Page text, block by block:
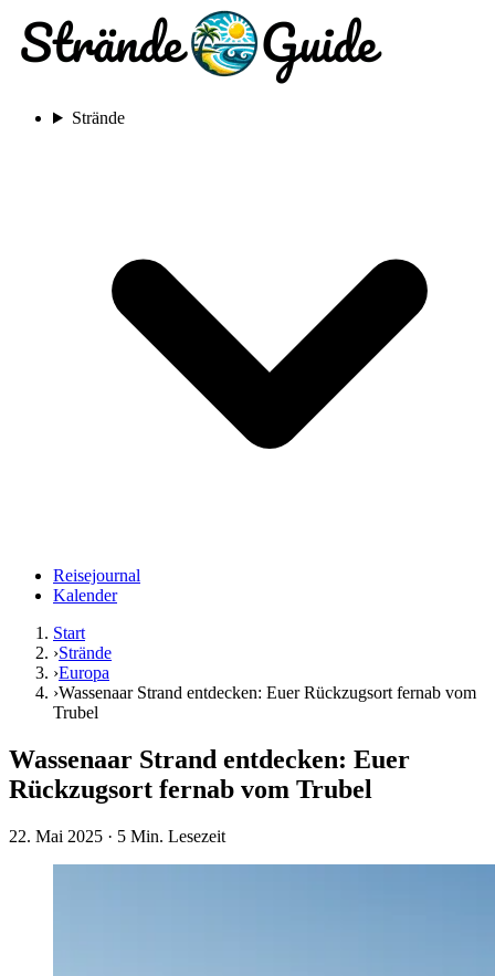
Strände
Reisejournal
Kalender
Start
›Strände
›Europa
›Wassenaar Strand entdecken: Euer Rückzugsort fernab vom
Trubel
Wassenaar Strand entdecken: Euer
Rückzugsort fernab vom Trubel
22. Mai 2025 · 5 Min. Lesezeit